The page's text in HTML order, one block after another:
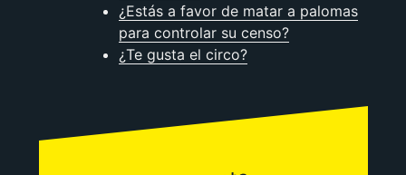
¿Estás a favor de matar a palomas
para controlar su censo?
¿Te gusta el circo?